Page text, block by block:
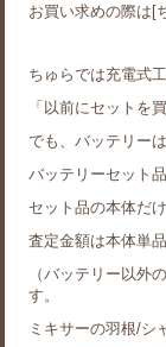
お買い求めの際は[
ちゅらでは充電式
「以前にセットを
でも、バッテリー
バッテリーセット
セット品の本体だ
査定金額は本体単
（バッテリー以外
す。
ミキサーの羽根/シ